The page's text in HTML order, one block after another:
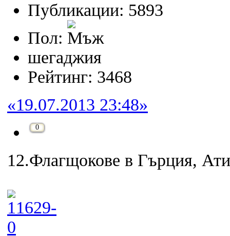
Публикации: 5893
Пол:
шегаджия
Рейтинг: 3468
«19.07.2013 23:48»
0
12.Флагщокове в Гърция,